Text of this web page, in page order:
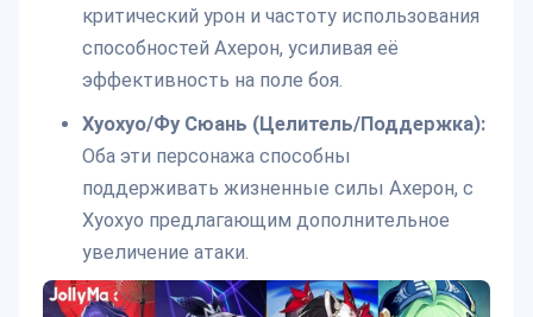
критический урон и частоту использования
способностей Ахерон, усиливая её
эффективность на поле боя.
Хуохуо/Фу Сюань (Целитель/Поддержка):
Оба эти персонажа способны
поддерживать жизненные силы Ахерон, с
Хуохуо предлагающим дополнительное
увеличение атаки.